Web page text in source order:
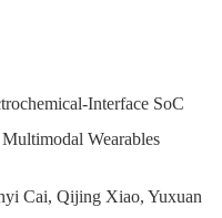
Interface SoC
Wearables
Cai, Qijing Xiao, Yuxuan